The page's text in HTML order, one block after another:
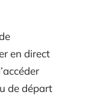
en direct
de départ